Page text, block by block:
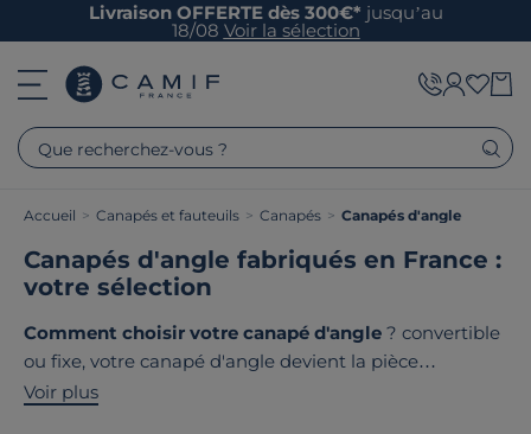
Livraison OFFERTE dès 300€* jusqu’au
18/08 Voir la sélection
Que recherchez-vous ?
Accueil > Canapés et fauteuils > Canapés > Canapés d'angle
Canapés d'angle fabriqués en France :
votre sélection
Comment choisir votre canapé d'angle ? convertible
ou fixe, votre canapé d'angle devient la pièce
maîtresse de votre intérieur. Sa forme en L optimise
Voir plus